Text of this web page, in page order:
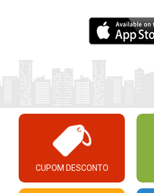
CUPOM DESCONTO